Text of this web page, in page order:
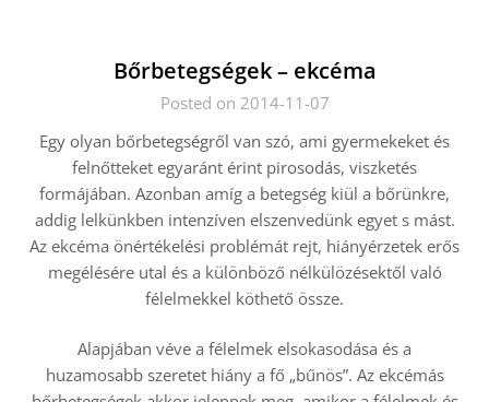
Bőrbetegségek – ekcéma
Posted on 2014-11-07
Egy olyan bőrbetegségről van szó, ami gyermekeket és
felnőtteket egyaránt érint pirosodás, viszketés
formájában. Azonban amíg a betegség kiül a bőrünkre,
addig lelkünkben intenzíven elszenvedünk egyet s mást.
Az ekcéma önértékelési problémát rejt, hiányérzetek erős
megélésére utal és a különböző nélkülözésektől való
félelmekkel köthető össze.
Alapjában véve a félelmek elsokasodása és a
huzamosabb szeretet hiány a fő „bűnös”. Az ekcémás